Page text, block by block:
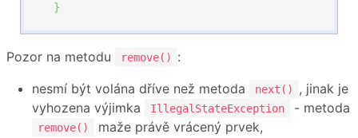
}
Pozor na metodu remove()
:
nesmí být volána dříve než metoda
next()
, jinak je
vyhozena výjimka
IllegalStateException - metoda
remove()
maže právě vrácený prvek,